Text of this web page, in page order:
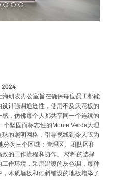
2024
研发办公室旨在确保每位员工都能
计强调通透性，使用不及天花板的
，仿佛每个人都共享同一个连续的
个坚固而标志性的Monte Verde大理
的照明网格，引导视线到令人叹为
分为三个区域：管理区、团队区和
的工作流程和协作。 材料的选择
作环境，采用温暖的灰色调，每种
木质墙板和倾斜铺设的地板增添了